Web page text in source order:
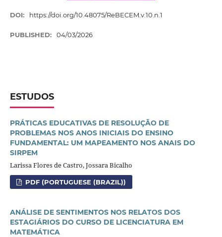
DOI: https://doi.org/10.48075/ReBECEM.v.10.n.1
PUBLISHED: 04/03/2026
ESTUDOS
PRÁTICAS EDUCATIVAS DE RESOLUÇÃO DE
PROBLEMAS NOS ANOS INICIAIS DO ENSINO
FUNDAMENTAL: UM MAPEAMENTO NOS ANAIS DO
SIRPEM
Larissa Flores de Castro, Jossara Bicalho
PDF (PORTUGUESE (BRAZIL))
ANÁLISE DE SENTIMENTOS NOS RELATOS DOS
ESTAGIÁRIOS DO CURSO DE LICENCIATURA EM
MATEMÁTICA